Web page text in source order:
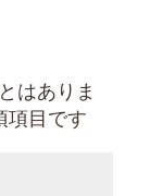
はありま
項目です